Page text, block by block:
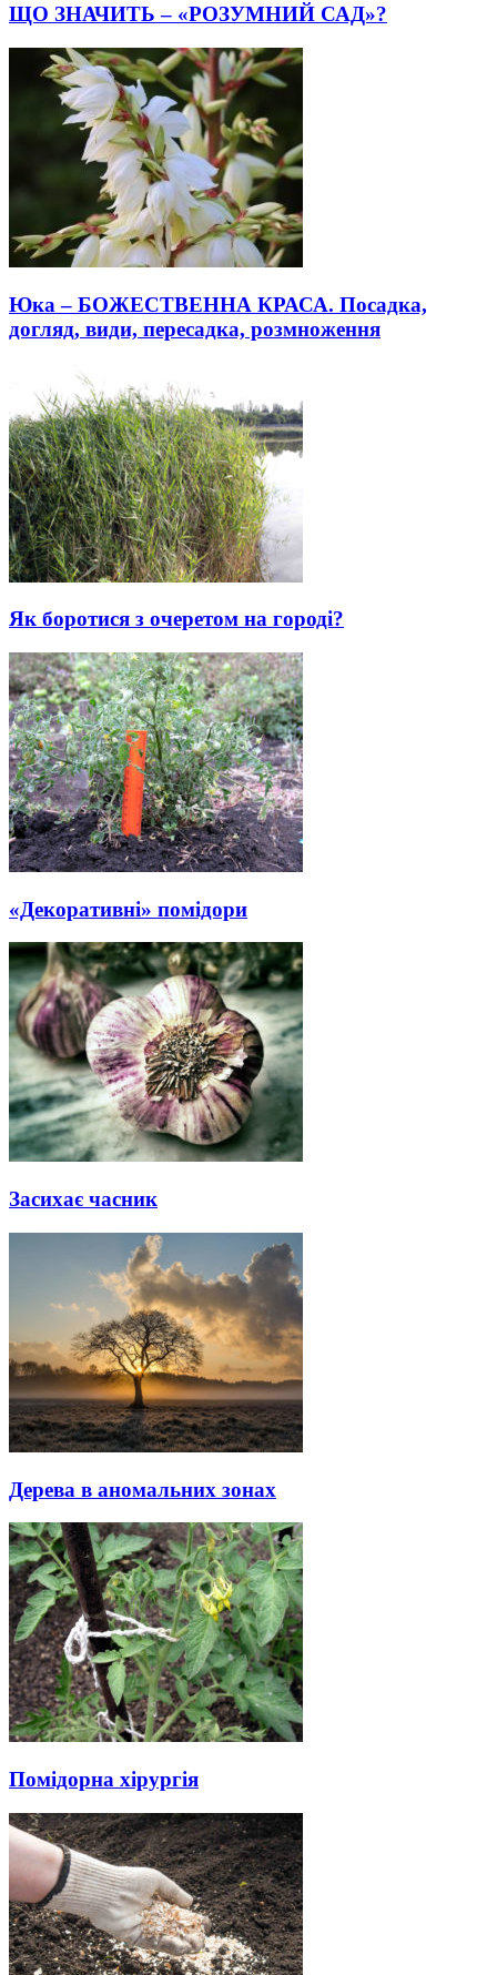
ЩО ЗНАЧИТЬ – «РОЗУМНИЙ САД»?
Юка – БОЖЕСТВЕННА КРАСА. Посадка,
догляд, види, пересадка, розмноження
Як боротися з очеретом на городі?
«Декоративні» помідори
Засихає часник
Дерева в аномальних зонах
Помідорна хірургія